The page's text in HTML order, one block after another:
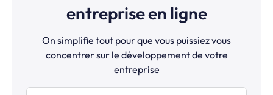
entreprise en ligne
On simplifie tout pour que vous puissiez vous
concentrer sur le développement de votre
entreprise